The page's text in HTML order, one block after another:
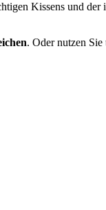
Kissens und der
. Oder nutzen Sie